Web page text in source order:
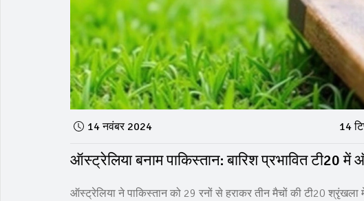
14 नवंबर 2024 14
ऑस्ट्रेलिया बनाम पाकिस्तान: बारिश प्रभावित टी20 में
ऑस्ट्रेलिया ने पाकिस्तान को 29 रनों से हराकर तीन मैचों की टी20